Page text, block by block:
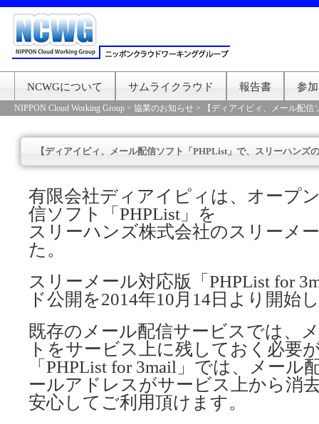
NCWGについて サムライクラウド 報告書 参
NIPPON Cloud Working Group > 協業のお知らせ > 【ディアイピィ、メール配
【ディアイピィ、メール配信ソフト「PHPList」で、スリーハンズ
有限会社ディアイピィは、オープ
信ソフト「PHPList」を
スリーハンズ株式会社のスリーメ
た。
スリーメール対応版「PHPList for
ド公開を2014年10月14日より開始
既存のメール配信サービスでは、
トをサービス上に残しておく必要
「PHPList for 3mail」では、メール
ールアドレスがサービス上から消
安心してご利用頂けます。